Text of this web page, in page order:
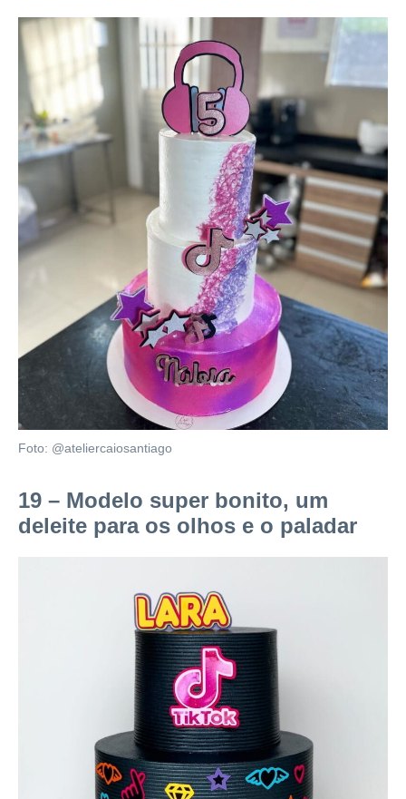
Foto: @ateliercaiosantiago
19 – Modelo super bonito, um
deleite para os olhos e o paladar